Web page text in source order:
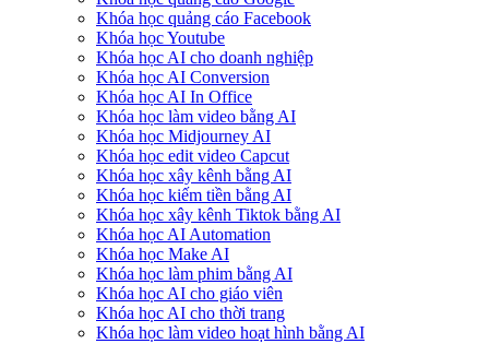
Khóa học quảng cáo Facebook
Khóa học Youtube
Khóa học AI cho doanh nghiệp
Khóa học AI Conversion
Khóa học AI In Office
Khóa học làm video bằng AI
Khóa học Midjourney AI
Khóa học edit video Capcut
Khóa học xây kênh bằng AI
Khóa học kiếm tiền bằng AI
Khóa học xây kênh Tiktok bằng AI
Khóa học AI Automation
Khóa học Make AI
Khóa học làm phim bằng AI
Khóa học AI cho giáo viên
Khóa học AI cho thời trang
Khóa học làm video hoạt hình bằng AI